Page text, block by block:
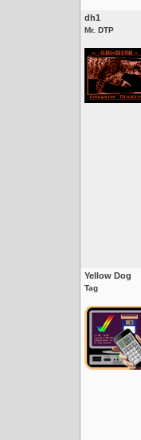
dh1
Mr. DTP
Yellow Dog
Tag